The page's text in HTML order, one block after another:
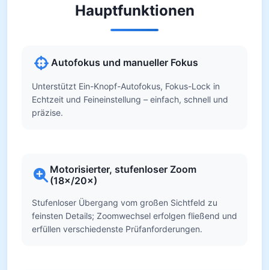
Hauptfunktionen
Autofokus und manueller Fokus
Unterstützt Ein-Knopf-Autofokus, Fokus-Lock in
Echtzeit und Feineinstellung – einfach, schnell und
präzise.
Motorisierter, stufenloser Zoom
(18×/20×)
Stufenloser Übergang vom großen Sichtfeld zu
feinsten Details; Zoomwechsel erfolgen fließend und
erfüllen verschiedenste Prüfanforderungen.